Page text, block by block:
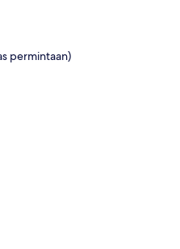
permintaan)